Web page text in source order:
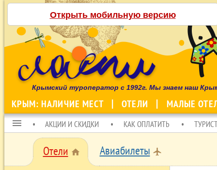
Открыть мобильную версию
Крымский туроператор с 1992г. Мы знаем наш
КРЫМ: НАЛИЧИЕ МЕСТ ОТЕЛИ МАЛЫЕ
menu АКЦИИ И СКИДКИ КАК ОПЛАТИТЬ
Отели home Авиабилеты local_airport